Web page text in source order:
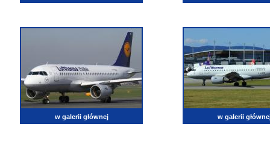
w galerii głównej w galerii